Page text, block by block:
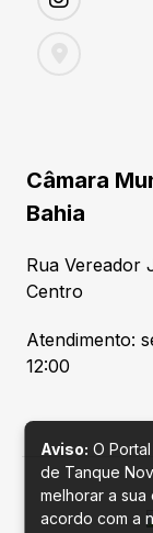
Câmara
Bahia
Rua Vereador
Centro
Atendimento:
12:00
Aviso: O
de Tanque
melhorar a
acordo com a